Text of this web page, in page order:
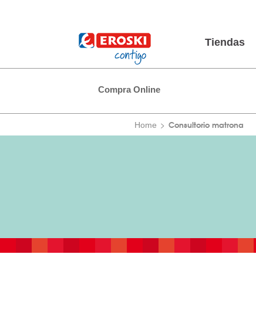
Tiendas
Compra Online
Home Consultorio matrona